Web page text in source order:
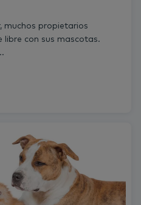
muchos propietarios
con sus mascotas.